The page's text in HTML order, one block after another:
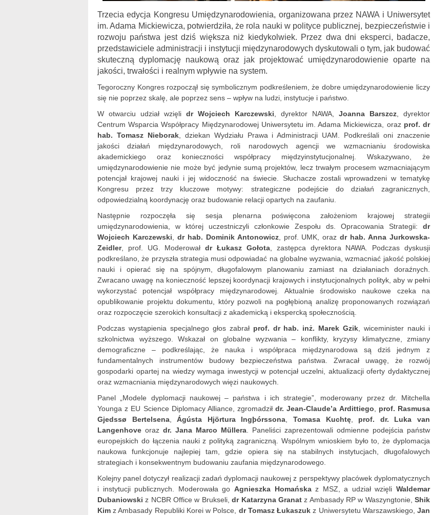
Trzecia edycja Kongresu Umiędzynarodowienia, organizowana przez NAWA i Uniwersytet
im. Adama Mickiewicza, potwierdziła, że rola nauki w polityce publicznej, bezpieczeństwie i
rozwoju państwa jest dziś większa niż kiedykolwiek. Przez dwa dni eksperci, badacze,
przedstawiciele administracji i instytucji międzynarodowych dyskutowali o tym, jak budować
skuteczną dyplomację naukową oraz jak projektować umiędzynarodowienie oparte na
jakości, trwałości i realnym wpływie na system.
Tegoroczny Kongres rozpoczął się symbolicznym podkreśleniem, że dobre umiędzynarodowienie liczy
się nie poprzez skalę, ale poprzez sens – wpływ na ludzi, instytucje i państwo.
W otwarciu udział wzięli dr Wojciech Karczewski , dyrektor NAWA, Joanna Barszcz , dyrektor
Centrum Wsparcia Współpracy Międzynarodowej Uniwersytetu im. Adama Mickiewicza, oraz prof. dr
hab. Tomasz Nieborak, dziekan Wydziału Prawa i Administracji UAM. Podkreślali oni znaczenie
jakości działań międzynarodowych, roli narodowych agencji we wzmacnianiu środowiska
akademickiego oraz konieczności współpracy międzyinstytucjonalnej. Wskazywano, że
umiędzynarodowienie nie może być jedynie sumą projektów, lecz trwałym procesem wzmacniającym
potencjał krajowej nauki i jej widoczność na świecie. Słuchacze zostali wprowadzeni w tematykę
Kongresu przez trzy kluczowe motywy: strategiczne podejście do działań zagranicznych,
odpowiedzialną koordynację oraz budowanie relacji opartych na zaufaniu.
Następnie rozpoczęła się sesja plenarna poświęcona założeniom krajowej strategii
umiędzynarodowienia, w której uczestniczyli członkowie Zespołu ds. Opracowania Strategii: dr
Wojciech Karczewski
dr hab. Dominik Antonowicz, prof. UMK, orazdr hab. Anna Jurkowska-
Zeidler, prof. UG. Moderowałdr Łukasz Gołota, zastępca dyrektora NAWA. Podczas dyskusji
podkreślano, że przyszła strategia musi odpowiadać na globalne wyzwania, wzmacniać jakość polskiej
nauki i opierać się na spójnym, długofalowym planowaniu zamiast na działaniach doraźnych.
Zwracano uwagę na konieczność lepszej koordynacji krajowych i instytucjonalnych polityk, aby w pełni
wykorzystać potencjał współpracy międzynarodowej. Aktualnie środowisko naukowe czeka na
opublikowanie projektu dokumentu, który pozwoli na pogłębioną analizę proponowanych rozwiązań
oraz rozpoczęcie szerokich konsultacji z akademicką i ekspercką społecznością.
Podczas wystąpienia specjalnego głos zabrał prof. dr hab. inż. Marek Gzik , wiceminister nauki i
szkolnictwa wyższego. Wskazał on globalne wyzwania – konflikty, kryzysy klimatyczne, zmiany
demograficzne – podkreślając, że nauka i współpraca międzynarodowa są dziś jednym z
fundamentalnych instrumentów budowy bezpieczeństwa państwa. Zwracał uwagę, że rozwój
gospodarki opartej na wiedzy wymaga inwestycji w potencjał uczelni, aktualizacji oferty dydaktycznej
oraz wzmacniania międzynarodowych więzi naukowych.
Panel „Modele dyplomacji naukowej – państwa i ich strategie”, moderowany przez dr. Mitchella
Younga z EU Science Diplomacy Alliance, zgromadziłdr. Jean-Claude’a Ardittiego
prof. Rasmusa
Gjedssø Bertelsena,Ágústa Hjörtura Ingþórssona ,Tomasa Kuchtę, prof. dr. Luka van
Langenhove oraz dr. Jana Marco Müllera . Paneliści zaprezentowali odmienne podejścia państw
europejskich do łączenia nauki z polityką zagraniczną. Wspólnym wnioskiem było to, że dyplomacja
naukowa funkcjonuje najlepiej tam, gdzie opiera się na stabilnych instytucjach, długofalowych
strategiach i konsekwentnym budowaniu zaufania międzynarodowego.
Kolejny panel dotyczył realizacji zadań dyplomacji naukowej z perspektywy placówek dyplomatycznych
i instytucji publicznych. Moderowała go Agnieszka Homańskaz MSZ, a udział wzięliWaldemar
Dubaniowski z NCBR Office w Brukseli,dr Katarzyna Granatz Ambasady RP w Waszyngtonie,Shik
Kim z Ambasady Republiki Korei w Polsce, dr Tomasz Łukaszuk z Uniwersytetu Warszawskiego,Jan